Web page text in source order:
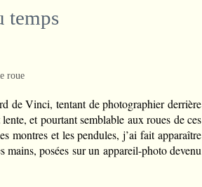
temps
de Vinci, tentant de photographier derrière
et pourtant semblable aux roues de ces
montres et les pendules, j’ai fait apparaître
posées sur un appareil-photo devenu